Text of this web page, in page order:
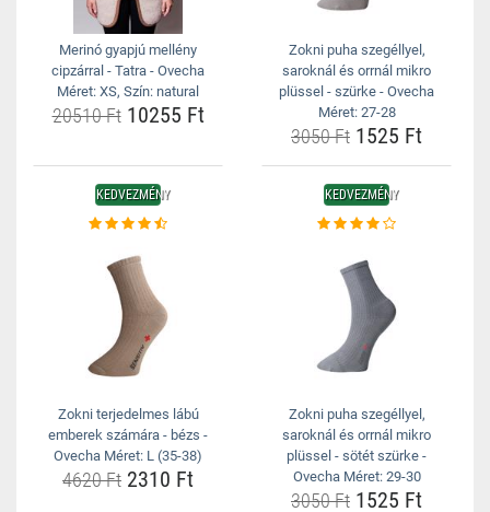
Merinó gyapjú mellény
cipzárral - Tatra - Ovecha
Méret: XS, Szín: natural
20510 Ft10255 Ft
Zokni puha szegéllyel,
saroknál és orrnál mikro
plüssel - szürke - Ovecha
Méret: 27-28
3050 Ft 1525 Ft
KEDVEZMÉNY
Zokni terjedelmes lábú
emberek számára - bézs -
Ovecha Méret: L (35-38)
4620 Ft 2310 Ft
KEDVEZMÉNY
Zokni puha szegéllyel,
saroknál és orrnál mikro
plüssel - sötét szürke -
Ovecha Méret: 29-30
3050 Ft 1525 Ft